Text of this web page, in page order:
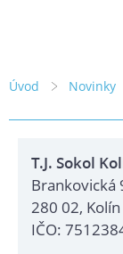
Úvod Novinky
T.J. Sokol
Brankovická
280 02, Kolín
IČO: